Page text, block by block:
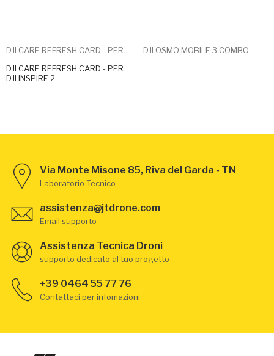
DJI CARE REFRESH CARD - PER...
DJI CARE REFRESH CARD - PER
DJI INSPIRE 2
DJI OSMO MOBILE 3 COMBO
Via Monte Misone 85, Riva del Garda - TN
Laboratorio Tecnico
assistenza@jtdrone.com
Email supporto
Assistenza Tecnica Droni
supporto dedicato al tuo progetto
+39 0464 55 77 76
Contattaci per infomazioni